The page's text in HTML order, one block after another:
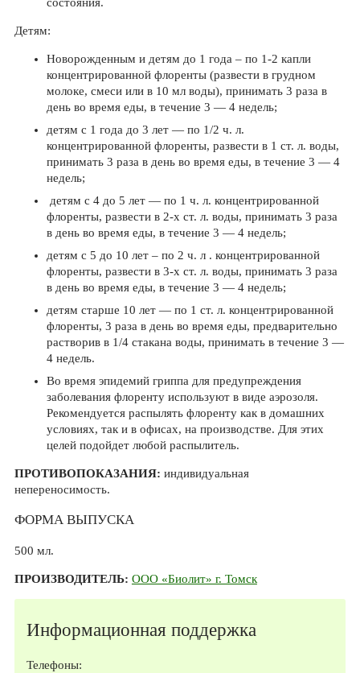
Детям:
Новорожденным и детям до 1 года – по 1-2 капли
концентрированной флоренты (развести в грудном
молоке, смеси или в 10 мл воды), принимать 3 раза в
день во время еды, в течение 3 — 4 недель;
детям с 1 года до 3 лет — по 1/2 ч. л.
концентрированной флоренты, развести в 1 ст. л. воды,
принимать 3 раза в день во время еды, в течение 3 — 4
недель;
детям с 4 до 5 лет — по 1 ч. л. концентрированной
флоренты, развести в 2-х ст. л. воды, принимать 3 раза
в день во время еды, в течение 3 — 4 недель;
детям с 5 до 10 лет – по 2 ч. л . концентрированной
флоренты, развести в 3-х ст. л. воды, принимать 3 раза
в день во время еды, в течение 3 — 4 недель;
детям старше 10 лет — по 1 ст. л. концентрированной
флоренты, 3 раза в день во время еды, предварительно
растворив в 1/4 стакана воды, принимать в течение 3 —
4 недель.
Во время эпидемий гриппа для предупреждения
заболевания флоренту используют в виде аэрозоля.
Рекомендуется распылять флоренту как в домашних
условиях, так и в офисах, на производстве. Для этих
целей подойдет любой распылитель.
ПРОТИВОПОКАЗАНИЯ: индивидуальная
непереносимость.
ФОРМА ВЫПУСКА
500 мл.
ПРОИЗВОДИТЕЛЬ: ООО «Биолит» г. Томск
Информационная поддержка
Телефоны: